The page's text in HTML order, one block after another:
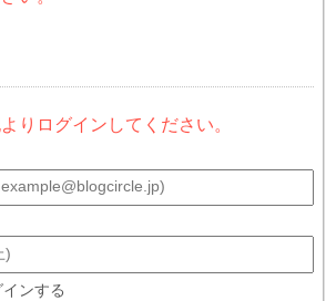
りログインしてください。
ンする